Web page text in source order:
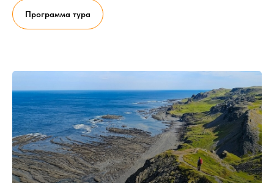
Программа тура